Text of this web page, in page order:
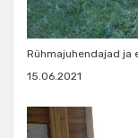
Rühmajuhendajad ja
15.06.2021